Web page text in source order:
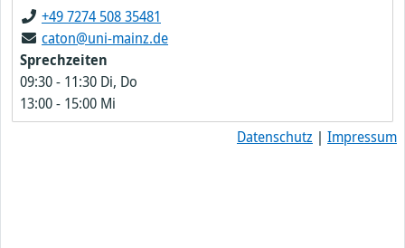
+49 7274 508 35481
caton@uni-mainz.de
Sprechzeiten
09:30- 11:30 Di, Do
13:00- 15:00 Mi
Datenschutz | Impressum